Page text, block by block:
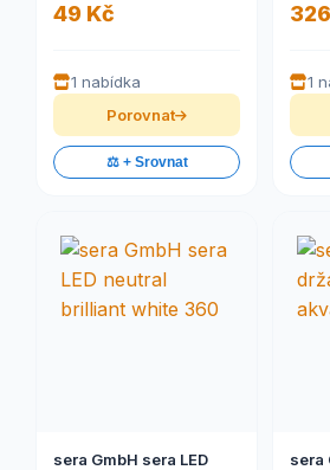
49 Kč
1 nabídka
Porovnat
⚖️ + Srovnat
1
sera GmbH sera LED
sera